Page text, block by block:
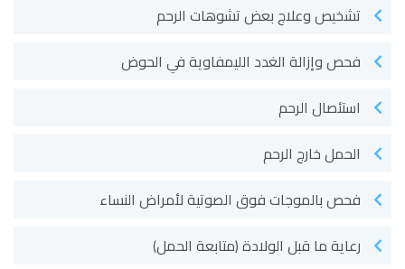
تشخيص وعلاج بعض تشوهات الرحم
فحص وإزالة الغدد الليمفاوية في الحوض
استئصال الرحم
الحمل خارج الرحم
فحص بالموجات فوق الصوتية لأمراض النساء
رعاية ما قبل الولادة (متابعة الحمل)